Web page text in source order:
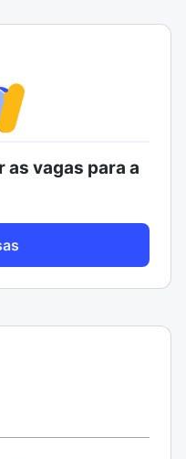
as vagas para a